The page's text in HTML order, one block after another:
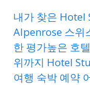
내가 찾은 Hotel
Alpenrose 스위
한 평가높은 호
위까지 Hotel
여행 숙박 예약